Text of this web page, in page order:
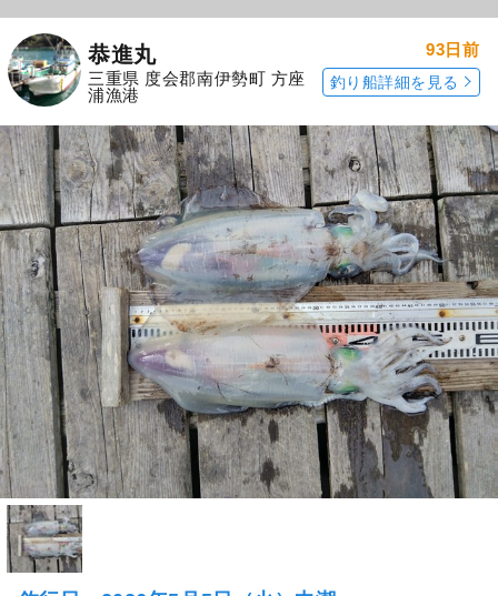
恭進丸
三重県 度会郡南伊勢町 方座
浦漁港
93日前
釣り船詳細を見る